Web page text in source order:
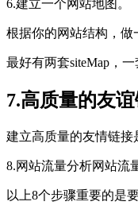
6.建立一个网站地图。
根据你的网站结构，做
最好有两套siteMap，
7.高质量的友
建立高质量的友情链接
8.网站流量分析网站流
以上8个步骤重要的是